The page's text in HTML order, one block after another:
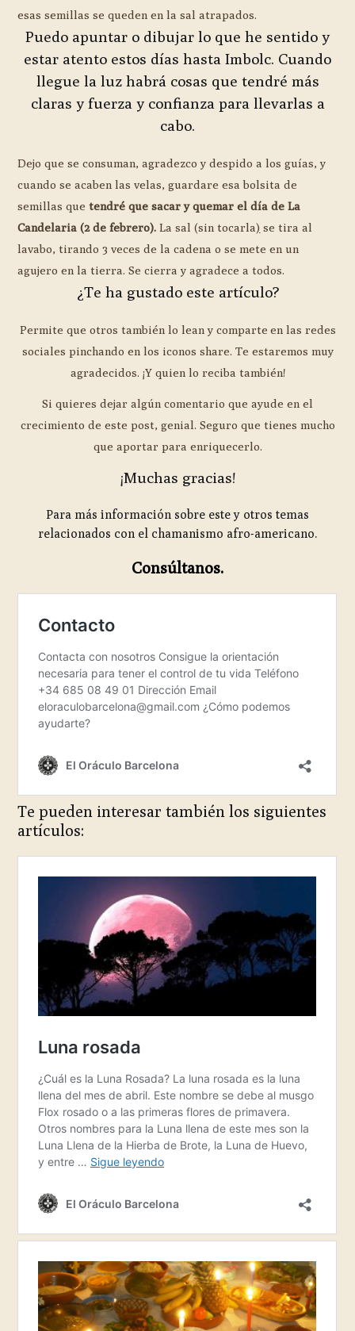
esas semillas se queden en la sal atrapados.
Puedo apuntar o dibujar lo que he sentido y
estar atento estos días hasta Imbolc. Cuando
llegue la luz habrá cosas que tendré más
claras y fuerza y confianza para llevarlas a
cabo.
Dejo que se consuman, agradezco y despido a los guías, y
cuando se acaben las velas, guardare esa bolsita de
semillas quetendré que sacar y quemar el día de La
Candelaria (2 de febrero). La sal (sin tocarla) se tira al
lavabo, tirando 3 veces de la cadena o se mete en un
agujero en la tierra. Se cierra y agradece a todos.
¿Te ha gustado este artículo?
Permite que otros también lo lean y comparte en las redes
sociales pinchando en los iconos share. Te estaremos muy
agradecidos. ¡Y quien lo reciba también!
Si quieres dejar algún comentario que ayude en el
crecimiento de este post, genial. Seguro que tienes mucho
que aportar para enriquecerlo.
¡Muchas gracias!
Para más información sobre este y otros temas
relacionados con el chamanismo afro-americano.
Consúltanos.
Te pueden interesar también los siguientes
artículos: